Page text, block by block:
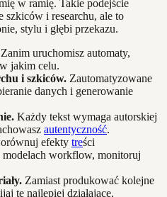
w ramię. Takie podejście
szkiców i researchu, ale to
stylu i głębi przekazu.
Zanim uruchomisz automaty,
jakim celu.
i szkiców. Zautomatyzowane
danych i generowanie
Każdy tekst wymaga autorskiej
autentyczność.
efekty treści
workflow, monitoruj
Zamiast produkować kolejne
te najlepiej działające.